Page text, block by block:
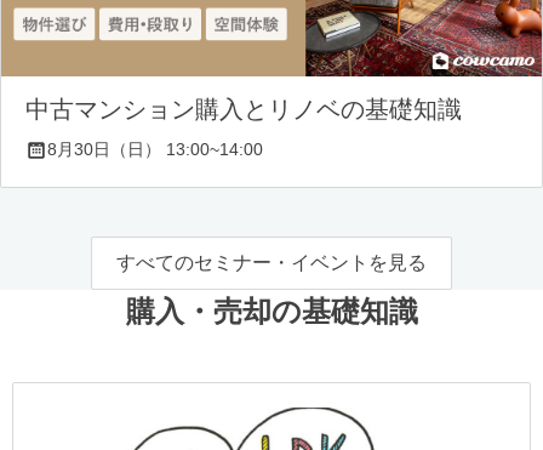
中古マンション購入とリノベの基礎知識
8月30日（日） 13:00~14:00
すべてのセミナー・イベントを見る
購入・売却の基礎知識